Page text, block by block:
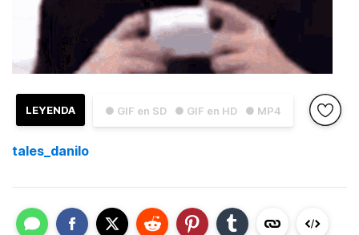
● GIF en SD ● GIF en HD ● MP4
LEYENDA
tales_danilo